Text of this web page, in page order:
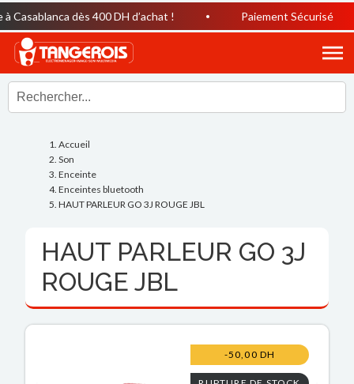
dès 400 DH d’achat ! Paiement Sécurisé
Accueil
Son
Enceinte
Enceintes bluetooth
HAUT PARLEUR GO 3J ROUGE JBL
HAUT PARLEUR GO 3J
ROUGE JBL
-50,00 DH